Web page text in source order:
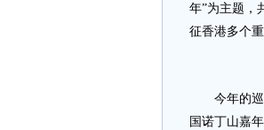
年”为主题，
征香港多个
今年的巡游
国诺丁山嘉